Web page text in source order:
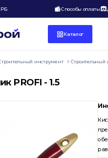
РБ Способы оплаты
Каталог
инструмент Строительный
PROFI - 1.5